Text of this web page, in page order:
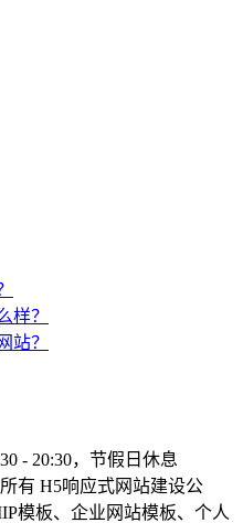
样？
站？
- 20:30，节假日休息
有 H5响应式网站建设公
模板、企业网站模板、个人